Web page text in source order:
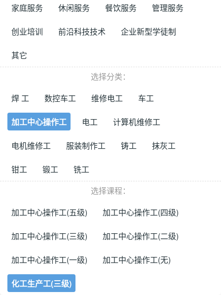
家庭服务 休闲服务 餐饮服务 管理服务
创业培训 前沿科技技术 企业新型学徒制
其它
选择分类：
焊 工
数控车工 维修电工 车工
加工中心操作工 电工 计算机维修工
电机维修工 服装制作工 铸工 抹灰工
钳工 锻工
铣工
选择课程：
加工中心操作工(五级)
加工中心操作工(四级)
加工中心操作工(三级) 加工中心操作工(二级)
加工中心操作工(一级) 加工中心操作工(无)
化工生产工(三级)